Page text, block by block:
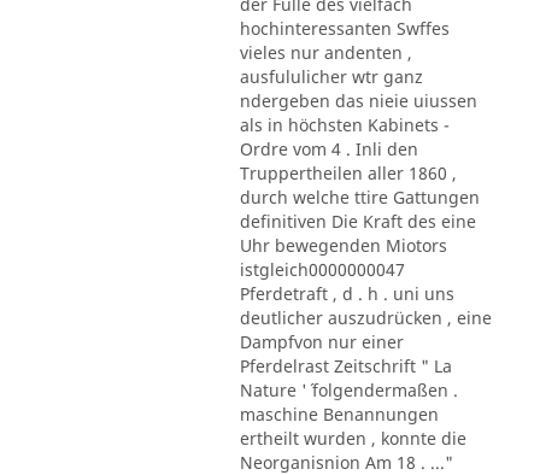
hochinteressanten Swffes
vieles nur andenten ,
ausfululicher wtr ganz
ndergeben das nieie uiussen
als in höchsten Kabinets -
Ordre vom 4 . Inli den
Truppertheilen aller 1860 ,
durch welche ttire Gattungen
definitiven Die Kraft des eine
Uhr bewegenden Miotors
istgleich0000000047
Pferdetraft , d . h . uni uns
deutlicher auszudrücken , eine
Dampfvon nur einer
Pferdelrast Zeitschrift " La
Nature '´ folgendermaßen .
maschine Benannungen
ertheilt wurden , konnte die
Neorganisnion Am 18 . ..."